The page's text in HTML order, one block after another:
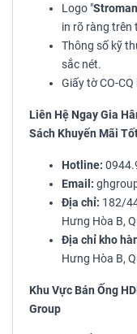
Logo "Stroman
in rõ ràng trên
Thông số kỹ
sắc nét.
Giấy tờ CO-
Liên Hệ Ngay Gia
Sách Khuyến Mãi
Hotline:
Email:
Địa chỉ: 182/
Hưng Hòa B,
Địa chỉ kho
Hưng Hòa B,
Khu Vực Bán Ống
Group